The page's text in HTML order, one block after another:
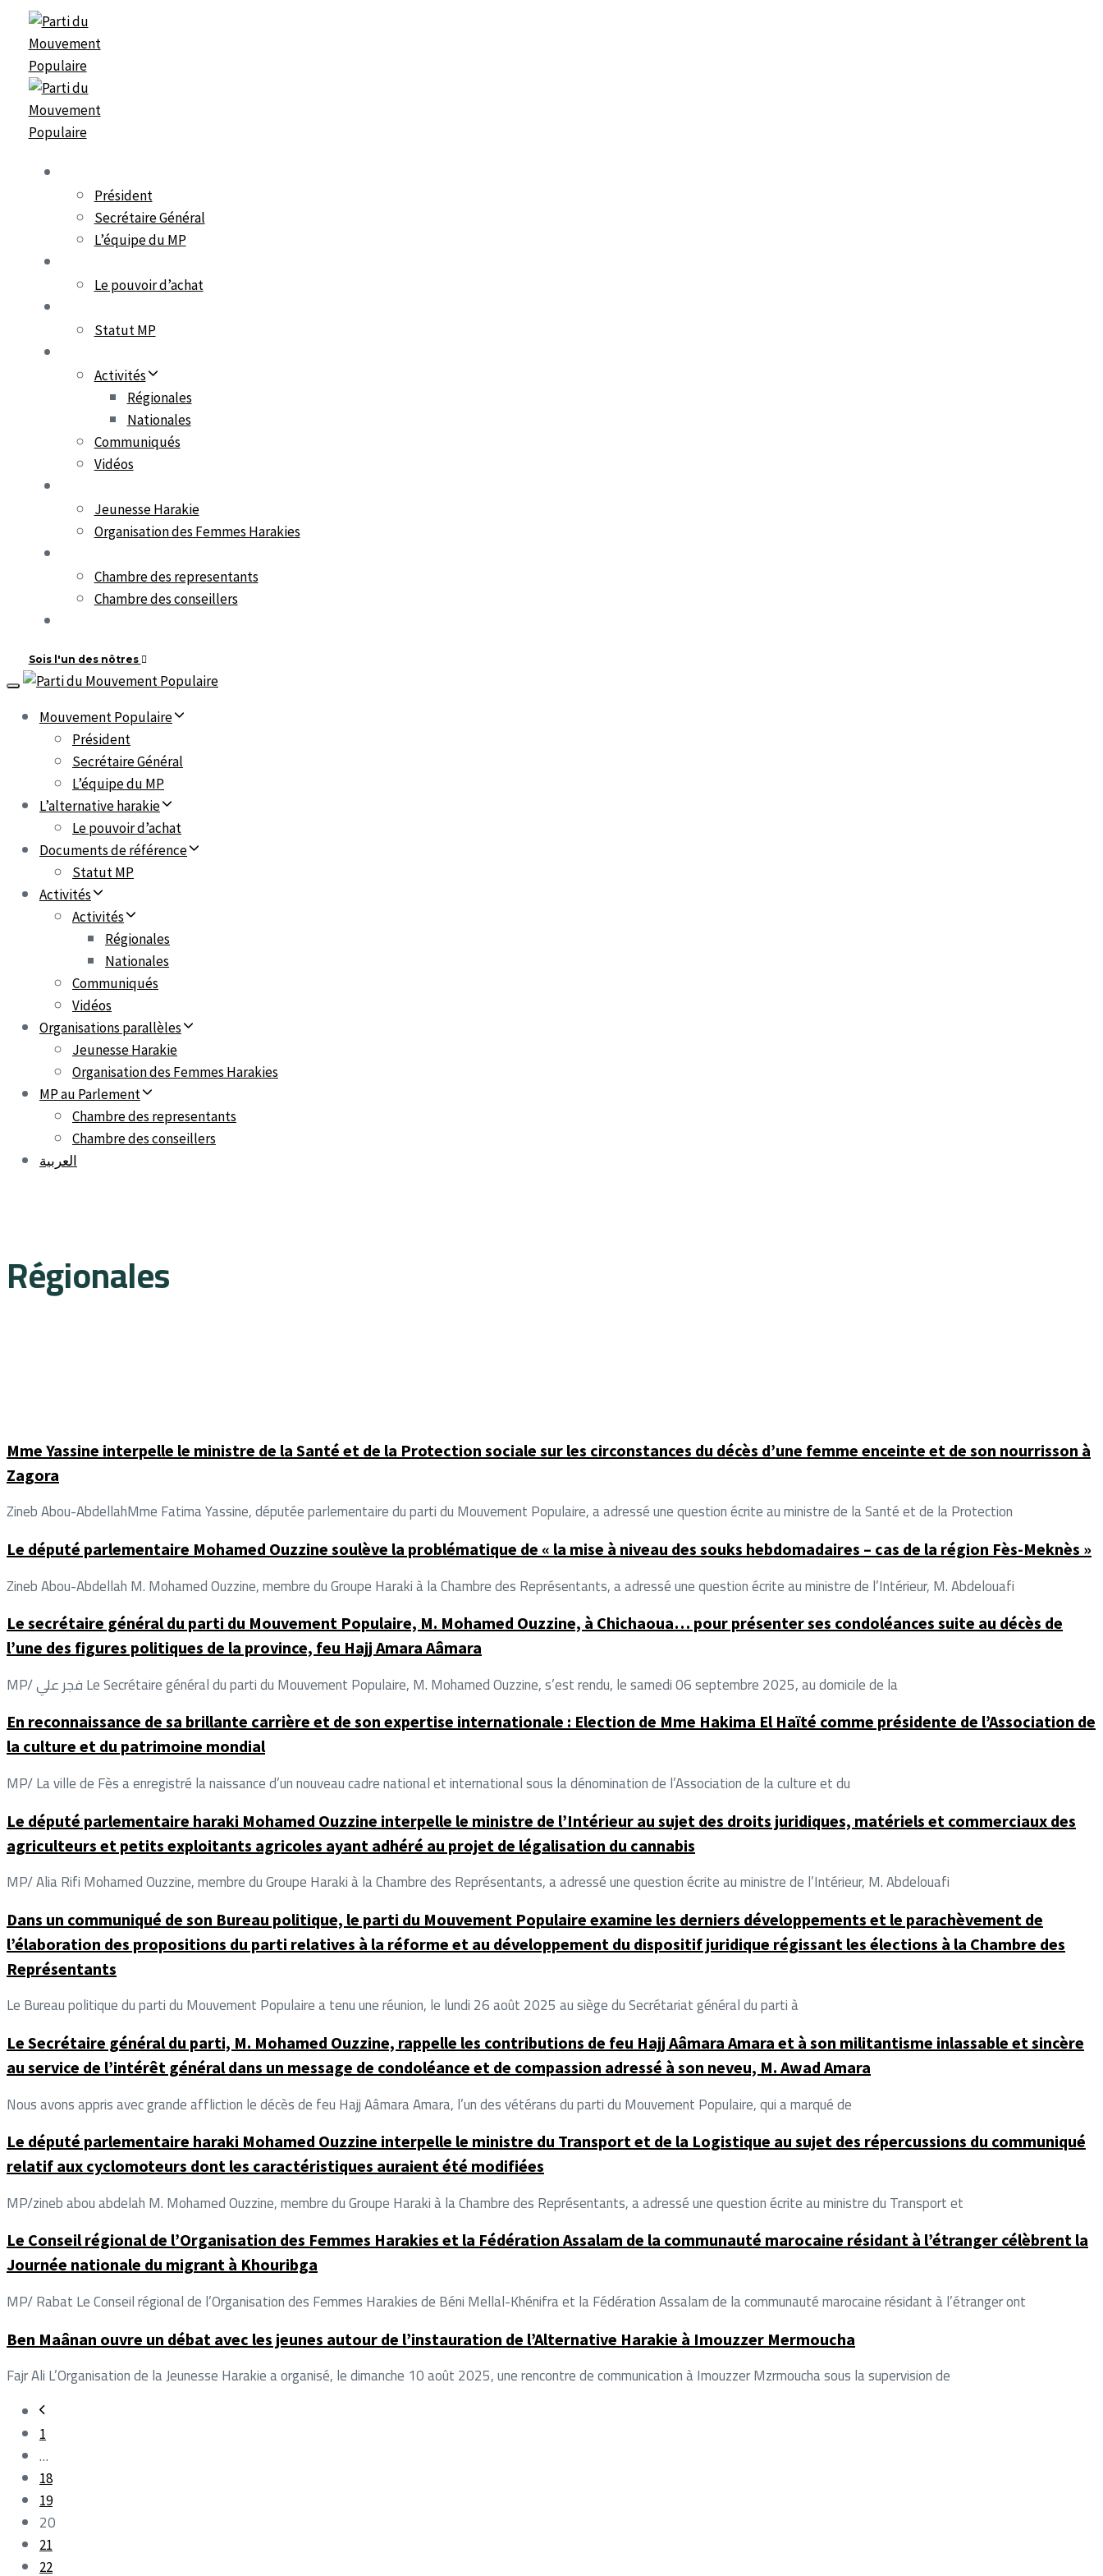
Skip
links
Skip
content
Président
Secrétaire Général
L’équipe du MP
Le pouvoir d’achat
Statut MP
Activités
Régionales
Nationales
Communiqués
Vidéos
Jeunesse Harakie
Organisation des Femmes Harakies
Chambre des representants
Chambre des conseillers
Sois l'un des nôtres
Toggle
navigation
Mouvement Populaire
Président
Secrétaire Général
L’équipe du MP
L’alternative harakie
Le pouvoir d’achat
Documents de référence
Statut MP
Activités
Activités
Régionales
Nationales
Communiqués
Vidéos
Organisations parallèles
Jeunesse Harakie
Organisation des Femmes Harakies
MP au Parlement
Chambre des representants
Chambre des conseillers
العربية
Régionales
Mme Yassine interpelle le ministre de la Santé et de la Protection sociale sur les circonstances du décès d’une femme enceinte et de son nourrisson à
Zagora
Zineb Abou-AbdellahMme Fatima Yassine, députée parlementaire du parti du Mouvement Populaire, a adressé une question écrite au ministre de la Santé et de la Protection
Le député parlementaire Mohamed Ouzzine soulève la problématique de « la mise à niveau des souks hebdomadaires – cas de la région Fès-Meknès »
Zineb Abou-Abdellah M. Mohamed Ouzzine, membre du Groupe Haraki à la Chambre des Représentants, a adressé une question écrite au ministre de l’Intérieur, M. Abdelouafi
Le secrétaire général du parti du Mouvement Populaire, M. Mohamed Ouzzine, à Chichaoua… pour présenter ses condoléances suite au décès de
l’une des figures politiques de la province, feu Hajj Amara Aâmara
MP/ فجر علي Le Secrétaire général du parti du Mouvement Populaire, M. Mohamed Ouzzine, s’est rendu, le samedi 06 septembre 2025, au domicile de la
En reconnaissance de sa brillante carrière et de son expertise internationale : Election de Mme Hakima El Haïté comme présidente de l’Association de
la culture et du patrimoine mondial
MP/ La ville de Fès a enregistré la naissance d’un nouveau cadre national et international sous la dénomination de l’Association de la culture et du
Le député parlementaire haraki Mohamed Ouzzine interpelle le ministre de l’Intérieur au sujet des droits juridiques, matériels et commerciaux des
agriculteurs et petits exploitants agricoles ayant adhéré au projet de légalisation du cannabis
MP/ Alia Rifi Mohamed Ouzzine, membre du Groupe Haraki à la Chambre des Représentants, a adressé une question écrite au ministre de l’Intérieur, M. Abdelouafi
Dans un communiqué de son Bureau politique, le parti du Mouvement Populaire examine les derniers développements et le parachèvement de
l’élaboration des propositions du parti relatives à la réforme et au développement du dispositif juridique régissant les élections à la Chambre des
Représentants
Le Bureau politique du parti du Mouvement Populaire a tenu une réunion, le lundi 26 août 2025 au siège du Secrétariat général du parti à
Le Secrétaire général du parti, M. Mohamed Ouzzine, rappelle les contributions de feu Hajj Aâmara Amara et à son militantisme inlassable et sincère
au service de l’intérêt général dans un message de condoléance et de compassion adressé à son neveu, M. Awad Amara
Nous avons appris avec grande affliction le décès de feu Hajj Aâmara Amara, l’un des vétérans du parti du Mouvement Populaire, qui a marqué de
Le député parlementaire haraki Mohamed Ouzzine interpelle le ministre du Transport et de la Logistique au sujet des répercussions du communiqué
relatif aux cyclomoteurs dont les caractéristiques auraient été modifiées
MP/zineb abou abdelah M. Mohamed Ouzzine, membre du Groupe Haraki à la Chambre des Représentants, a adressé une question écrite au ministre du Transport et
Le Conseil régional de l’Organisation des Femmes Harakies et la Fédération Assalam de la communauté marocaine résidant à l’étranger célèbrent la
Journée nationale du migrant à Khouribga
MP/ Rabat Le Conseil régional de l’Organisation des Femmes Harakies de Béni Mellal-Khénifra et la Fédération Assalam de la communauté marocaine résidant à l’étranger ont
Ben Maânan ouvre un débat avec les jeunes autour de l’instauration de l’Alternative Harakie à Imouzzer Mermoucha
Fajr Ali L’Organisation de la Jeunesse Harakie a organisé, le dimanche 10 août 2025, une rencontre de communication à Imouzzer Mzrmoucha sous la supervision de
1
…
18
19
20
21
22